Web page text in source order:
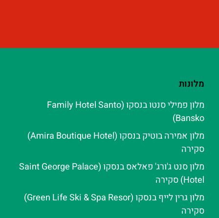
מלונות
מלון פמילי סנטו בנסקו (Family Hotel Santo
Bansko)
מלון אמירה בוטיק בנסקו (Amira Boutique Hotel)
סקירה
מלון סנט ג'ורג' פאלאס בנסקו (Saint George Palace
Hotel) סקירה
מלון גרין לייף בנסקו (Green Life Ski & Spa Resor)
סקירה